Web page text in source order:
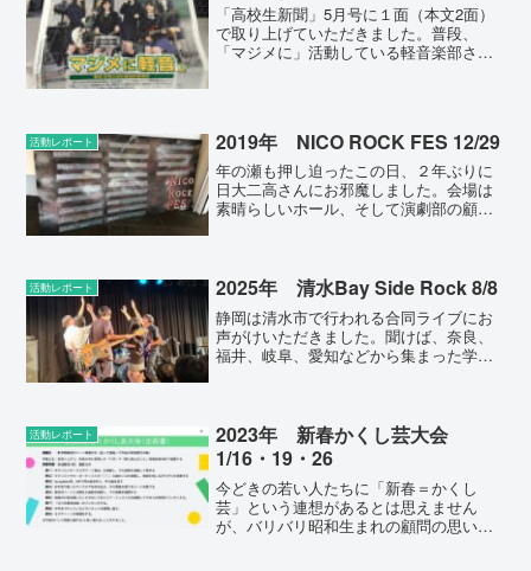
「高校生新聞」5月号に１面（本文2面）
で取り上げていただきました。普段、
「マジメに」活動している軽音楽部さん
活動レポート 2019年 NICO ROCK FES 12/29
年の瀬も押し迫ったこの日、２年ぶりに
日大二高さんにお邪魔しました。会場は
素晴らしいホール、そして演劇部の顧問
次々に素晴らしいライブ...
活動レポート 2025年 清水Bay Side Rock 8/8
静岡は清水市で行われる合同ライブにお
声がけいただきました。聞けば、奈良、
福井、岐阜、愛知などから集まった学校
脈」だけでこんな全国大会み...
活動レポート
2023年 新春かくし芸大会
1/16・19・26
今どきの若い人たちに「新春＝かくし
芸」という連想があるとは思えません
が、バリバリ昭和生まれの顧問の思いつ